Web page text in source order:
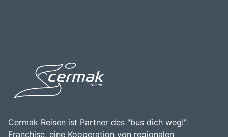
italienischen Insel erleben möchten.
Cermak Reisen ist Partner des "bus dich weg!"
Franchise, eine Kooperation von regionalen